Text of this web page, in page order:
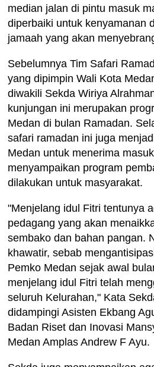
median jalan di pintu masuk
diperbaiki untuk kenyamanan
jamaah yang akan
Sebelumnya Tim Safari
yang dipimpin Wali Kota
diwakili Sekda Wiriya
kunjungan ini merupakan
Medan di bulan Ramadan.
safari ramadan ini juga
Medan untuk menerima
menyampaikan program
dilakukan untuk masyarakat.
"Menjelang idul Fitri tentunya
pedagang yang akan
sembako dan bahan pangan.
khawatir, sebab
Pemko Medan sejak awal
menjelang idul Fitri telah
seluruh Kelurahan," Kata
didampingi Asisten Ekbang
Badan Riset dan Inovasi
Medan Amplas Andrew F Ayu.